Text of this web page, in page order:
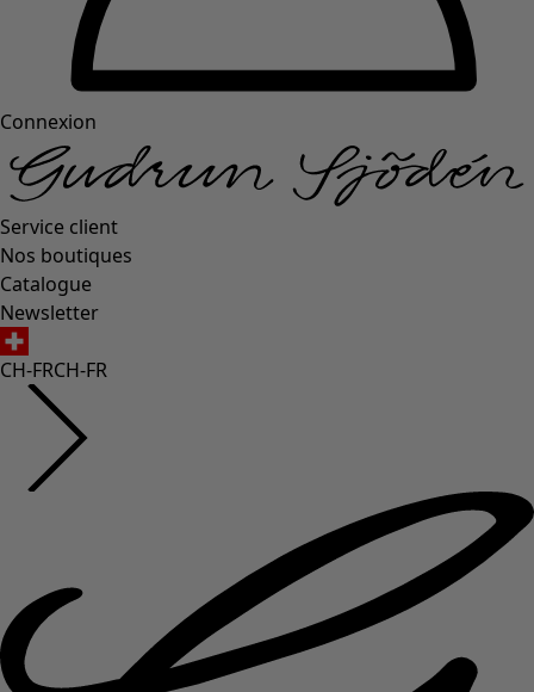
Connexion
Service client
Nos boutiques
Catalogue
Newsletter
CH-FRCH-FR